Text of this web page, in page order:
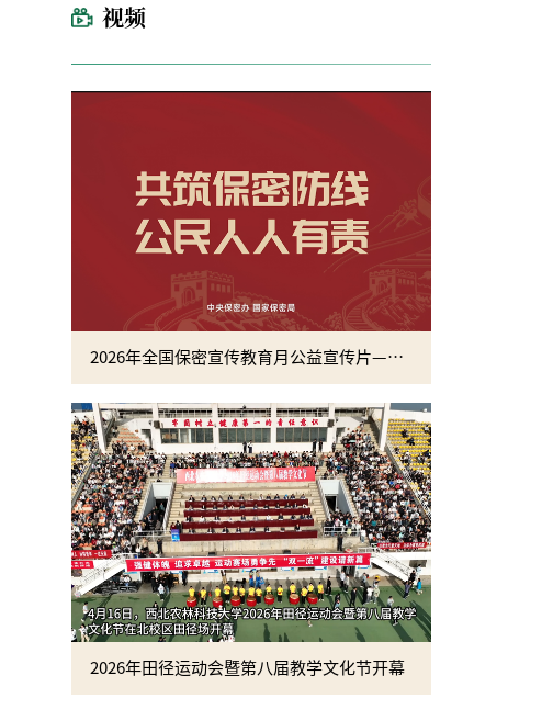
视频
2026年全国保密宣传教育月公益宣传片—方寸之间
2026年田径运动会暨第八届教学文化节开幕